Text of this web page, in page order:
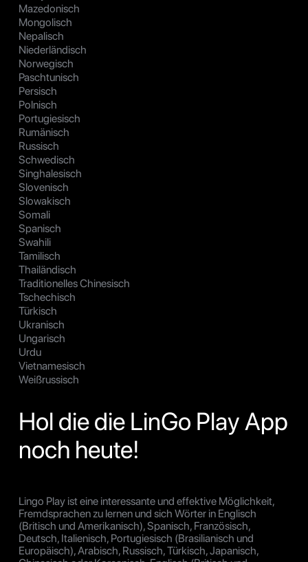
Mazedonisch
Mongolisch
Nepalisch
Niederländisch
Norwegisch
Paschtunisch
Persisch
Polnisch
Portugiesisch
Rumänisch
Russisch
Schwedisch
Singhalesisch
Slovenisch
Slowakisch
Somali
Spanisch
Swahili
Tamilisch
Thailändisch
Traditionelles Chinesisch
Tschechisch
Türkisch
Ukranisch
Ungarisch
Urdu
Vietnamesisch
Weißrussisch
Hol die die LinGo Play App
noch heute!
Lingo Play ist eine interessante und effektive Möglichkeit,
Fremdsprachen zu lernen und sich Wörter in Englisch
(Britisch und Amerikanisch), Spanisch, Französisch,
Deutsch, Italienisch, Portugiesisch (Brasilianisch und
Europäisch), Arabisch, Russisch, Türkisch, Japanisch,